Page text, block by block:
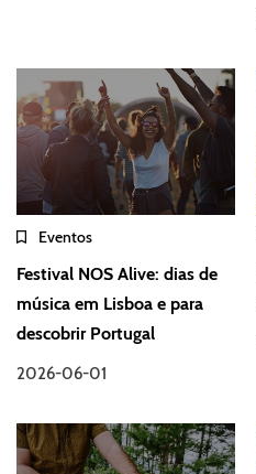
Eventos
Festival NOS Alive: dias de
música em Lisboa e para
descobrir Portugal
2026-06-01